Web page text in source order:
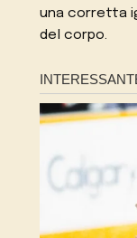
una corretta
del corpo.